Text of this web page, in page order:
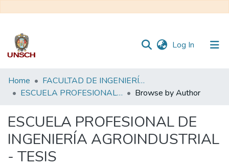
Log In (current)
Communities
&
All of DSpace
Home
FACULTAD DE INGENIERÍA QUÍMICA Y METALURGIA
ESCUELA PROFESIONAL DE INGENIERÍA AGROINDUSTRIAL - TESIS
Browse by Author
ESCUELA PROFESIONAL DE
INGENIERÍA AGROINDUSTRIAL
- TESIS